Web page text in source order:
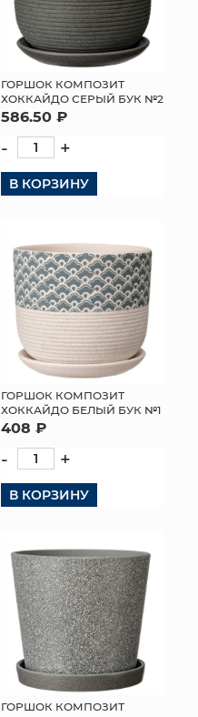
ГОРШОК КОМПОЗИТ
ХОККАЙДО СЕРЫЙ БУК №2
586.50 ₽
- +
В КОРЗИНУ
ГОРШОК КОМПОЗИТ
ХОККАЙДО БЕЛЫЙ БУК №1
408 ₽
- +
В КОРЗИНУ
ГОРШОК КОМПОЗИТ